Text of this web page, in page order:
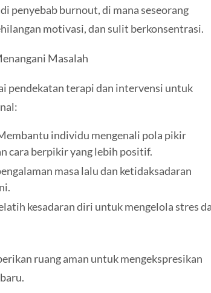
penyebab burnout, di mana seseorang
motivasi, dan sulit berkonsentrasi.
Masalah
pendekatan terapi dan intervensi untuk
individu mengenali pola pikir
cara berpikir yang lebih positif.
masa lalu dan ketidaksadaran
kesadaran diri untuk mengelola stres
ruang aman untuk mengekspresikan